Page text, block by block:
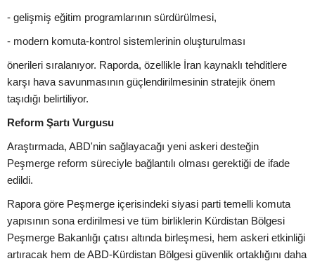
- gelişmiş eğitim programlarının sürdürülmesi,
- modern komuta-kontrol sistemlerinin oluşturulması
önerileri sıralanıyor. Raporda, özellikle İran kaynaklı tehditlere
karşı hava savunmasının güçlendirilmesinin stratejik önem
taşıdığı belirtiliyor.
Reform Şartı Vurgusu
Araştırmada, ABD'nin sağlayacağı yeni askeri desteğin
Peşmerge reform süreciyle bağlantılı olması gerektiği de ifade
edildi.
Rapora göre Peşmerge içerisindeki siyasi parti temelli komuta
yapısının sona erdirilmesi ve tüm birliklerin Kürdistan Bölgesi
Peşmerge Bakanlığı çatısı altında birleşmesi, hem askeri etkinliği
artıracak hem de ABD-Kürdistan Bölgesi güvenlik ortaklığını daha